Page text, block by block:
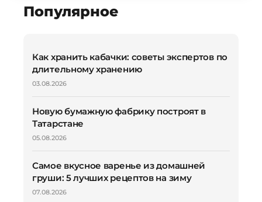
Популярное
Как хранить кабачки: советы экспертов по
длительному хранению
03.08.2026
Новую бумажную фабрику построят в
Татарстане
05.08.2026
Самое вкусное варенье из домашней
груши: 5 лучших рецептов на зиму
07.08.2026